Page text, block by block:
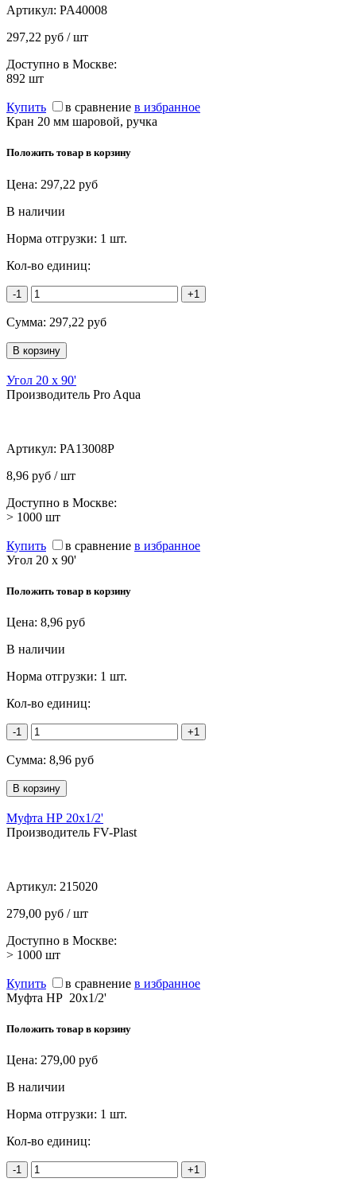
Артикул: PA40008
297,22 руб / шт
Доступно в Москве:
892 шт
Купить в сравнение в избранное
Кран 20 мм шаровой, ручка
Положить товар в корзину
Цена: 297,22 руб
В наличии
Норма отгрузки: 1 шт.
Кол-во единиц:
-1 +1
Сумма: 297,22 руб
Угол 20 х 90'
Производитель Pro Aqua
Артикул: PA13008P
8,96 руб / шт
Доступно в Москве:
> 1000 шт
Купить в сравнение в избранное
Угол 20 х 90'
Положить товар в корзину
Цена: 8,96 руб
В наличии
Норма отгрузки: 1 шт.
Кол-во единиц:
-1 +1
Сумма: 8,96 руб
Муфта НР 20х1/2'
Производитель FV-Plast
Артикул: 215020
279,00 руб / шт
Доступно в Москве:
> 1000 шт
Купить в сравнение в избранное
Муфта НР 20х1/2'
Положить товар в корзину
Цена: 279,00 руб
В наличии
Норма отгрузки: 1 шт.
Кол-во единиц:
-1 +1